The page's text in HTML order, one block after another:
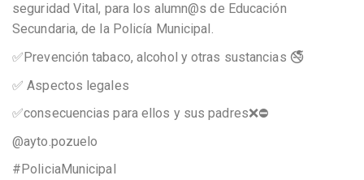
seguridad Vital, para los alumn@s de Educación
Secundaria, de la Policía Municipal.
✅Prevención tabaco, alcohol y otras sustancias 🚭
✅ Aspectos legales
✅consecuencias para ellos y sus padres❌⛔️
@ayto.pozuelo
#PoliciaMunicipal